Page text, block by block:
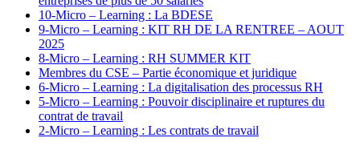
10-Micro – Learning : La BDESE
9-Micro – Learning : KIT RH DE LA RENTREE – AOUT
2025
8-Micro – Learning : RH SUMMER KIT
Membres du CSE – Partie économique et juridique
6-Micro – Learning : La digitalisation des processus RH
5-Micro – Learning : Pouvoir disciplinaire et ruptures du
contrat de travail
2-Micro – Learning : Les contrats de travail